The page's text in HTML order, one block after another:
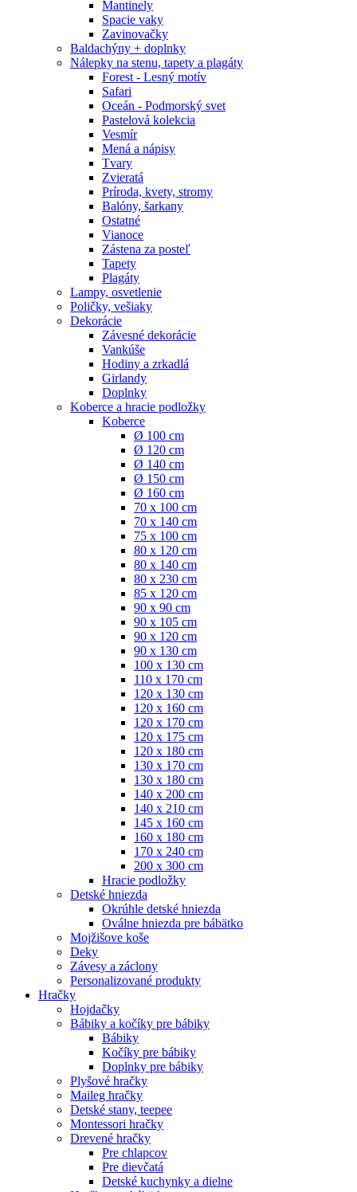
Mantinely
Spacie vaky
Zavinovačky
Baldachýny + doplnky
Nálepky na stenu, tapety a plagáty
Forest - Lesný motív
Safari
Oceán - Podmorský svet
Pastelová kolekcia
Vesmír
Mená a nápisy
Tvary
Zvieratá
Príroda, kvety, stromy
Balóny, šarkany
Ostatné
Vianoce
Zástena za posteľ
Tapety
Plagáty
Lampy, osvetlenie
Poličky, vešiaky
Dekorácie
Závesné dekorácie
Vankúše
Hodiny a zrkadlá
Girlandy
Doplnky
Koberce a hracie podložky
Koberce
Ø 100 cm
Ø 120 cm
Ø 140 cm
Ø 150 cm
Ø 160 cm
70 x 100 cm
70 x 140 cm
75 x 100 cm
80 x 120 cm
80 x 140 cm
80 x 230 cm
85 x 120 cm
90 x 90 cm
90 x 105 cm
90 x 120 cm
90 x 130 cm
100 x 130 cm
110 x 170 cm
120 x 130 cm
120 x 160 cm
120 x 170 cm
120 x 175 cm
120 x 180 cm
130 x 170 cm
130 x 180 cm
140 x 200 cm
140 x 210 cm
145 x 160 cm
160 x 180 cm
170 x 240 cm
200 x 300 cm
Hracie podložky
Detské hniezda
Okrúhle detské hniezda
Oválne hniezda pre bábätko
Mojžišove koše
Deky
Závesy a záclony
Personalizované produkty
Hračky
Hojdačky
Bábiky a kočíky pre bábiky
Bábiky
Kočíky pre bábiky
Doplnky pre bábiky
Plyšové hračky
Maileg hračky
Detské stany, teepee
Montessori hračky
Drevené hračky
Pre chlapcov
Pre dievčatá
Detské kuchynky a dielne